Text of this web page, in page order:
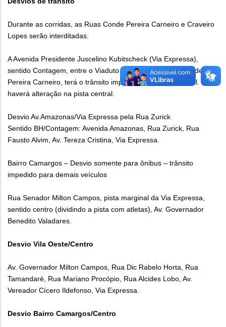
Durante as corridas, as Ruas Conde Pereira Carneiro e Craveiro
Lopes serão interditadas.
A Avenida Presidente Juscelino Kubitscheck (Via Expressa),
sentido Contagem, entre o Viaduto da Massa e a Rua Conde
Pereira Carneiro, terá o trânsito impedido na pista marginal. Não
haverá alteração na pista central.
Desvio Av.Amazonas/Via Expressa pela Rua Zurick
Sentido BH/Contagem: Avenida Amazonas, Rua Zurick, Rua
Fausto Alvim, Av. Tereza Cristina, Via Expressa.
Bairro Camargos – Desvio somente para ônibus – trânsito
impedido para demais veículos
Rua Senador Milton Campos, pista marginal da Via Expressa,
sentido centro (dividindo a pista com atletas), Av. Governador
Benedito Valadares.
Desvio Vila Oeste/Centro
Av. Governador Milton Campos, Rua Dic Rabelo Horta, Rua
Tamandaré, Rua Mariano Procópio, Rua Alcides Lobo, Av.
Vereador Cícero Ildefonso, Via Expressa.
Desvio Bairro Camargos/Centro